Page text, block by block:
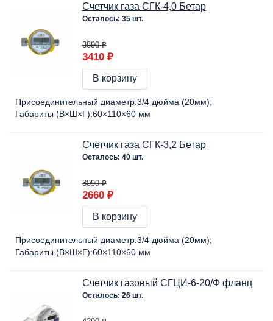
Счетчик газа СГК-4,0 Бетар
Осталось: 35 шт.
3890 ₽
3410 ₽
В корзину
Присоединительный диаметр:3/4 дюйма (20мм)
Габариты (В×Ш×Г):60×110×60 мм
Счетчик газа СГК-3,2 Бетар
Осталось: 40 шт.
3090 ₽
2660 ₽
В корзину
Присоединительный диаметр:3/4 дюйма (20мм)
Габариты (В×Ш×Г):60×110×60 мм
Счетчик газовый СГЦИ-6-20/Ф фланц
Осталось: 26 шт.